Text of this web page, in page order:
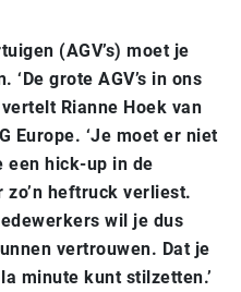
(AGV’s) moet je
grote AGV’s in ons
Rianne Hoek van
Europe. ‘Je moet er niet
een hick-up in de
heftruck verliest.
wil je dus
vertrouwen. Dat je
minute kunt stilzetten.’